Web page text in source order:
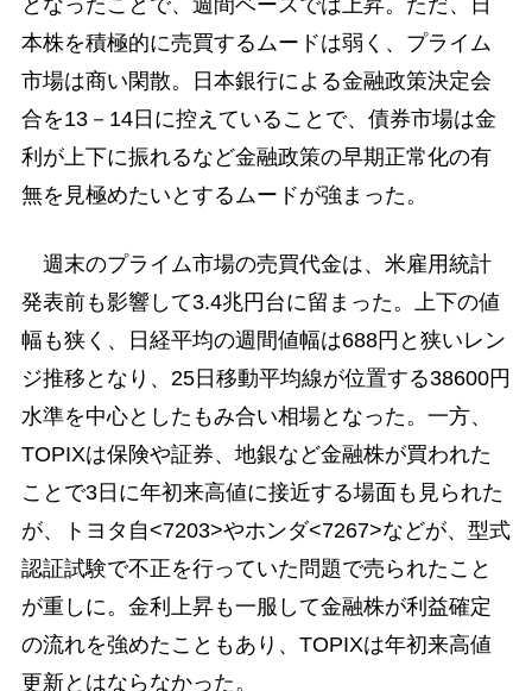
となったことで、週間ベースでは上昇。ただ、日
本株を積極的に売買するムードは弱く、プライム
市場は商い閑散。日本銀行による金融政策決定会
合を13－14日に控えていることで、債券市場は金
利が上下に振れるなど金融政策の早期正常化の有
無を見極めたいとするムードが強まった。
週末のプライム市場の売買代金は、米雇用統計
発表前も影響して3.4兆円台に留まった。上下の値
幅も狭く、日経平均の週間値幅は688円と狭いレン
ジ推移となり、25日移動平均線が位置する38600円
水準を中心としたもみ合い相場となった。一方、
TOPIXは保険や証券、地銀など金融株が買われた
ことで3日に年初来高値に接近する場面も見られた
が、トヨタ自<7203>やホンダ<7267>などが、型式
認証試験で不正を行っていた問題で売られたこと
が重しに。金利上昇も一服して金融株が利益確定
の流れを強めたこともあり、TOPIXは年初来高値
更新とはならなかった。